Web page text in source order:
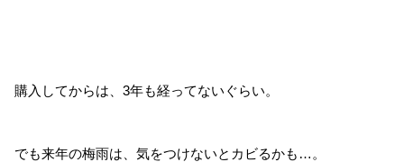
購入してからは、3年も経ってないぐらい。
でも来年の梅雨は、気をつけないとカビるかも…。